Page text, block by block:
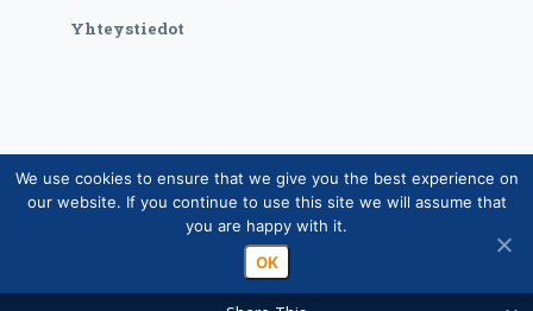
Yhteystiedot
Copyright © Suomen Rotarypalvelu ry 2026 |
Jäsentietojärjestelmän tietosuojaseloste|Henkilötietojen
käsittely Rotarytoiminnassa
We use cookies to ensure that we give you the best experience on
our website. If you continue to use this site we will assume that
you are happy with it.
OK